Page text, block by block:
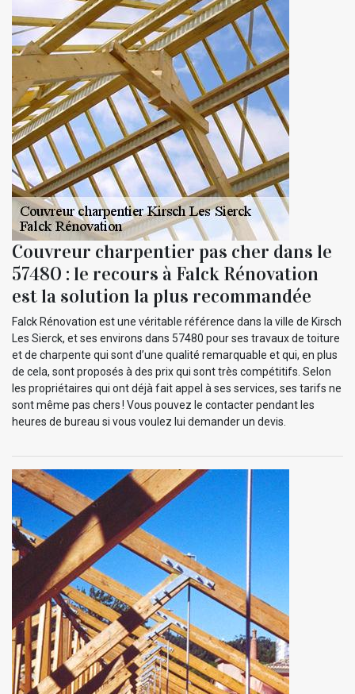
Couvreur charpentier pas cher dans le
57480 : le recours à Falck Rénovation
est la solution la plus recommandée
Falck Rénovation est une véritable référence dans la ville de Kirsch
Les Sierck, et ses environs dans 57480 pour ses travaux de toiture
et de charpente qui sont d’une qualité remarquable et qui, en plus
de cela, sont proposés à des prix qui sont très compétitifs. Selon
les propriétaires qui ont déjà fait appel à ses services, ses tarifs ne
sont même pas chers ! Vous pouvez le contacter pendant les
heures de bureau si vous voulez lui demander un devis.